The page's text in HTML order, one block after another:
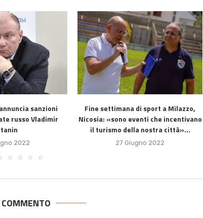
sanzioni
russo Vladimir
2022
Fine settimana di sport a Milazzo,
Nicosia: «sono eventi che incentivano
il turismo della nostra città»...
27 Giugno 2022